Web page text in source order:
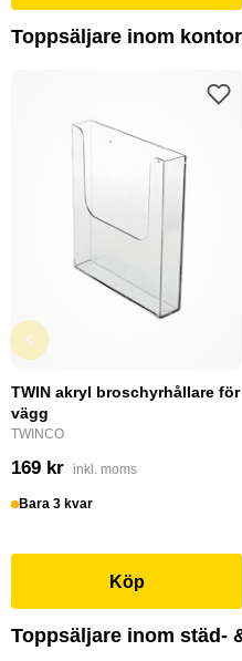
Toppsäljare inom
TWIN akryl broschyrhållare för
vägg
TWINCO
169 kr inkl. moms
Bara 3 kvar
Köp
Toppsäljare inom städ-